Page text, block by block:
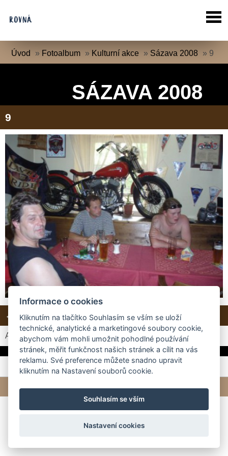
Úvod » Fotoalbum » Kulturní akce » Sázava 2008 » 9
SÁZAVA 2008
9
← Předchozí Další → Zpět do složky
Automatické procházení:3|4|5|6| 7(čas ve vteřinách)
© 2026 eStránky.cz | Tvorba webových stránek
Informace o cookies
Kliknutím na tlačítko Souhlasím se vším se uloží
technické, analytické a marketingové soubory cookie,
abychom vám mohli umožnit pohodlné používání
stránek, měřit funkčnost našich stránek a cílit na vás
reklamu. Své preference můžete snadno upravit
kliknutím na Nastavení souborů cookie.
Souhlasím se vším
Nastavení cookies